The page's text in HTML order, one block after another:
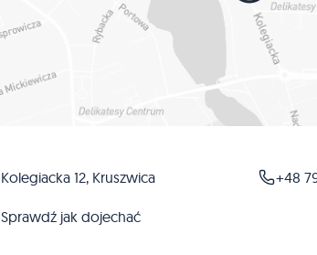
Kolegiacka 12, Kruszwica +48
Sprawdź jak dojechać